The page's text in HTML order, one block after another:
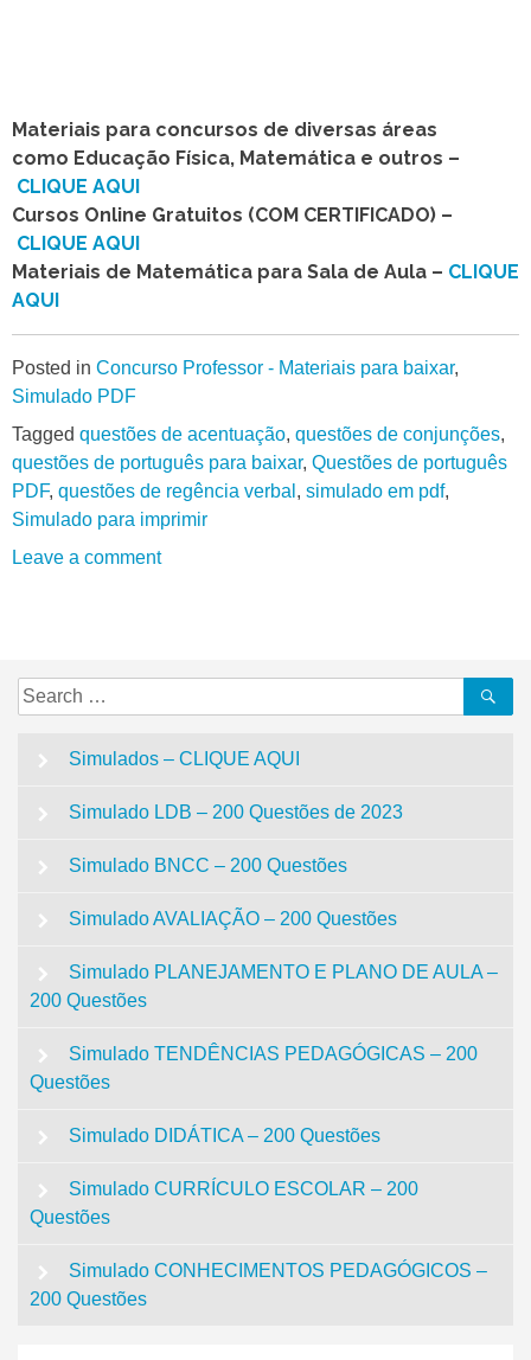
Materiais para concursos de diversas áreas
como Educação Física, Matemática e outros –
CLIQUE AQUI
Cursos Online Gratuitos (COM CERTIFICADO) –
CLIQUE AQUI
Materiais de Matemática para Sala de Aula – CLIQUE
AQUI
Posted in Concurso Professor - Materiais para baixar,
Simulado PDF
Tagged questões de acentuação, questões de conjunções,
questões de português para baixar, Questões de português
PDF, questões de regência verbal , simulado em pdf,
Simulado para imprimir
Leave a comment
Search
for:
Simulados – CLIQUE AQUI
Simulado LDB – 200 Questões de 2023
Simulado BNCC – 200 Questões
Simulado AVALIAÇÃO – 200 Questões
Simulado PLANEJAMENTO E PLANO DE AULA –
200 Questões
Simulado TENDÊNCIAS PEDAGÓGICAS – 200
Questões
Simulado DIDÁTICA – 200 Questões
Simulado CURRÍCULO ESCOLAR – 200
Questões
Simulado CONHECIMENTOS PEDAGÓGICOS –
200 Questões